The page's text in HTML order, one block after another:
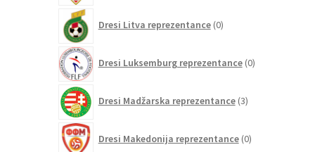
Dresi Litva reprezentance 0izdelkov
Dresi Luksemburg reprezentance 0izdelkov
Dresi Madžarska reprezentance 3izdelki
Dresi Makedonija reprezentance 0izdelkov